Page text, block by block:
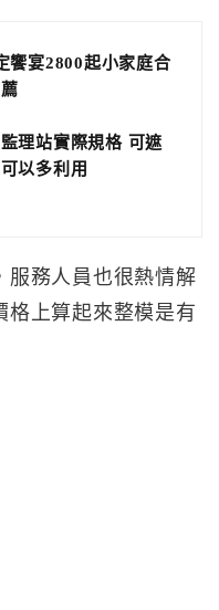
饗宴2800起小家庭合
理站實際規格 可遮
以多利用
服務人員也很熱情解
格上算起來整模是有